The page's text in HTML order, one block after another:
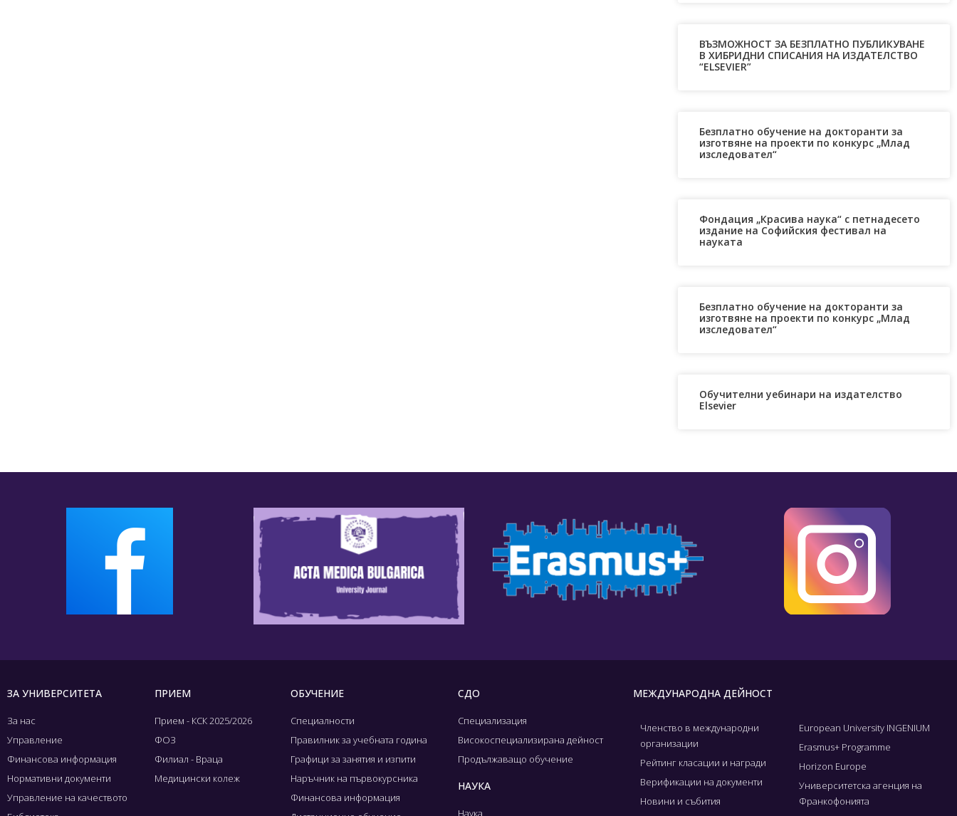
ВЪЗМОЖНОСТ ЗА БЕЗПЛАТНО ПУБЛИКУВАНЕ
В ХИБРИДНИ СПИСАНИЯ НА ИЗДАТЕЛСТВО
“ELSEVIER”
Безплатно обучение на докторанти за
изготвяне на проекти по конкурс „Млад
изследовател“
Фондация „Красива наука“ с петнадесетo
издание на Софийския фестивал на
науката
Безплатно обучение на докторанти за
изготвяне на проекти по конкурс „Млад
изследовател“
Обучителни уебинари на издателство
Elsevier
ЗА УНИВЕРСИТЕТА
За нас
Управление
Финансова информация
Нормативни документи
Управление на качеството
ПРИЕМ
Прием - КСК 2025/2026
ФОЗ
Филиал - Враца
Медицински колеж
ОБУЧЕНИЕ
Специалности
Правилник за учебната година
Графици за занятия и изпити
Наръчник на първокурсника
Финансова информация
СДО
Специализация
Високоспециализирана дейност
Продължаващо обучение
НАУКА
Наука
МЕЖДУНАРОДНА ДЕЙНОСТ
Членство в международни
организации
Рейтинг класации и награди
Верификации на документи
Новини и събития
European University INGENIUM
Erasmus+ Programme
Horizon Europe
Университетска агенция на
Франкофонията